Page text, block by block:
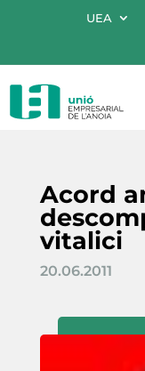
UEA
Acord
vitalici
20.06.2011